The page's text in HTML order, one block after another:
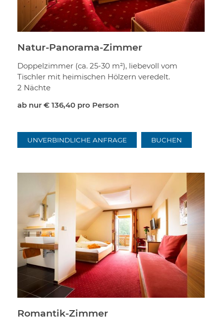
Natur-Panorama-Zimmer
Doppelzimmer (ca. 25-30 m²), liebevoll vom
Tischler mit heimischen Hölzern veredelt.
2 Nächte
ab nur € 136,40 pro Person
UNVERBINDLICHE ANFRAGE BUCHEN
Romantik-Zimmer